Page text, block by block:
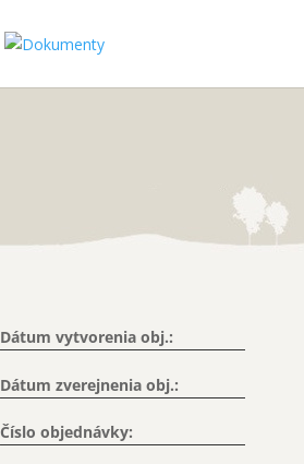
Dátum vytvorenia obj.:
Dátum zverejnenia obj.:
Číslo objednávky: